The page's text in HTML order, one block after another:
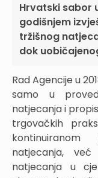
Hrvatski sabor
godišnjem
tržišnog
dok
Rad Agencije u
samo u
natjecanja i
trgovačkih
natjecanja,
natjecanja u